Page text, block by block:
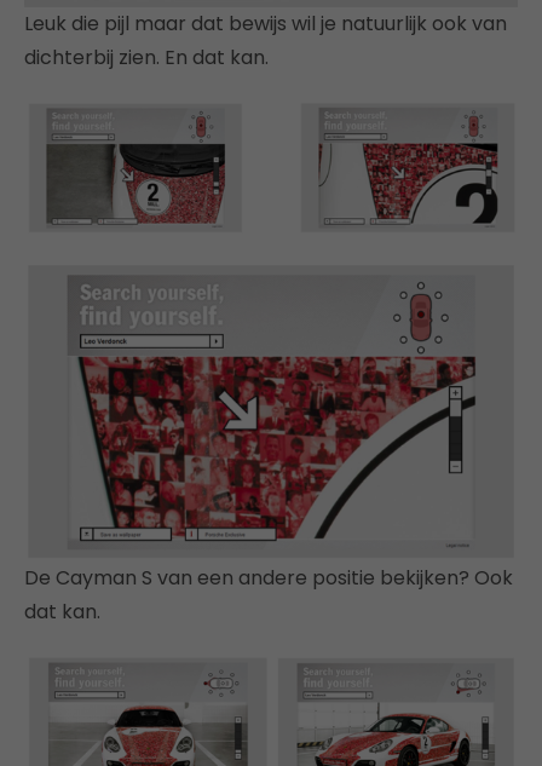
Leuk die pijl maar dat bewijs wil je natuurlijk ook van
dichterbij zien. En dat kan.
De Cayman S van een andere positie bekijken? Ook
dat kan.